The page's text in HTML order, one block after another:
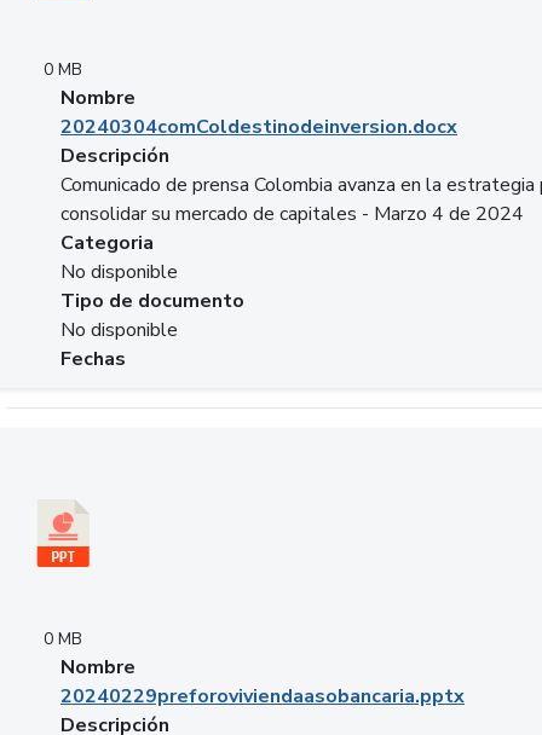
0 MB
Nombre
20240304comColdestinodeinversion.docx
Descripción
Comunicado de prensa Colombia avanza en la estrategia
consolidar su mercado de capitales - Marzo 4 de 2024
Categoria
No disponible
Tipo de documento
No disponible
Fechas
0 MB
Nombre
20240229preforoviviendaasobancaria.pptx
Descripción